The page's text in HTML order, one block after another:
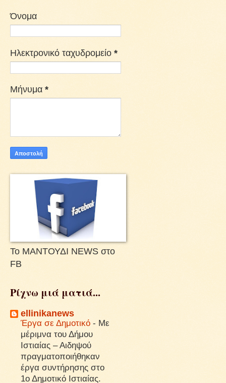
Όνομα
Ηλεκτρονικό ταχυδρομείο *
Μήνυμα *
Το ΜΑΝΤΟΥΔΙ NEWS στο
FB
Ρίχνω μιά ματιά...
ellinikanews
Έργα σε Δημοτικό - Με
μέριμνα του Δήμου
Ιστιαίας – Αιδηψού
πραγματοποιήθηκαν
έργα συντήρησης στο
1ο Δημοτικό Ιστιαίας.